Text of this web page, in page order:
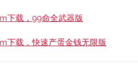
下载，99命全武器版
下载，快速产蛋金钱无限版